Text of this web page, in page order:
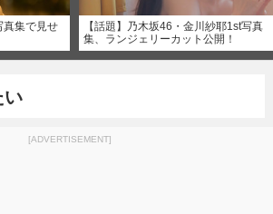
真集で見せ
【話題】乃木坂46・金川紗耶1st写真
集、ランジェリーカット公開！
い
[ADVERTISEMENT]